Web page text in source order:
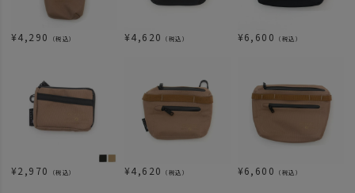
¥4,290 （税込） ¥4,620 （税込） ¥6,600 （税込）
¥2,970 （税込） ¥4,620 （税込） ¥6,600 （税込）